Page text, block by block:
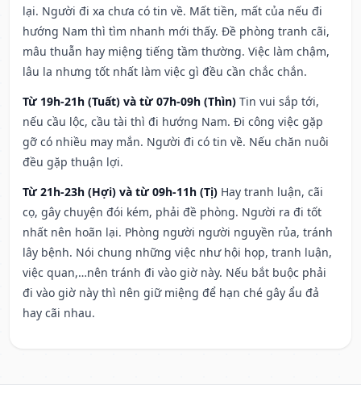
lại. Người đi xa chưa có tin về. Mất tiền, mất của nếu đi
hướng Nam thì tìm nhanh mới thấy. Đề phòng tranh cãi,
mâu thuẫn hay miệng tiếng tầm thường. Việc làm chậm,
lâu la nhưng tốt nhất làm việc gì đều cần chắc chắn.
Từ 19h-21h (Tuất) và từ 07h-09h (Thìn) Tin vui sắp tới,
nếu cầu lộc, cầu tài thì đi hướng Nam. Đi công việc gặp
gỡ có nhiều may mắn. Người đi có tin về. Nếu chăn nuôi
đều gặp thuận lợi.
Từ 21h-23h (Hợi) và từ 09h-11h (Tị) Hay tranh luận, cãi
cọ, gây chuyện đói kém, phải đề phòng. Người ra đi tốt
nhất nên hoãn lại. Phòng người người nguyền rủa, tránh
lây bệnh. Nói chung những việc như hội họp, tranh luận,
việc quan,…nên tránh đi vào giờ này. Nếu bắt buộc phải
đi vào giờ này thì nên giữ miệng để hạn ché gây ẩu đả
hay cãi nhau.